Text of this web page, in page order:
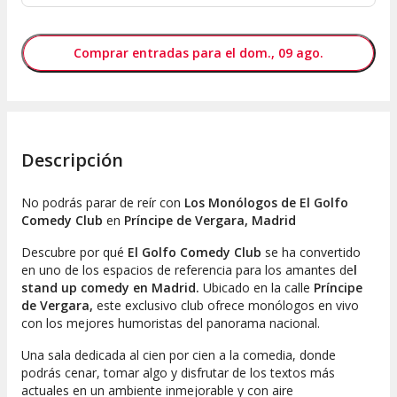
Comprar entradas para el dom., 09 ago.
Descripción
No podrás parar de reír con Los Monólogos de El Golfo
Comedy Club en Príncipe de Vergara, Madrid
Descubre por qué El Golfo Comedy Club se ha convertido
en uno de los espacios de referencia para los amantes del
stand up comedy en Madrid. Ubicado en la calle Príncipe
de Vergara, este exclusivo club ofrece monólogos en vivo
con los mejores humoristas del panorama nacional.
Una sala dedicada al cien por cien a la comedia, donde
podrás cenar, tomar algo y disfrutar de los textos más
actuales en un ambiente inmejorable y con aire